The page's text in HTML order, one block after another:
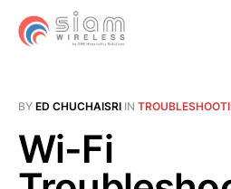
BY ED CHUCHAISRI IN
Wi-Fi